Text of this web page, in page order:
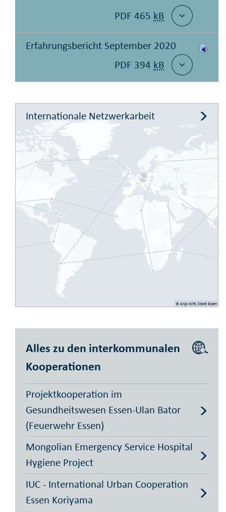
PDF 465 kB
Erfahrungsbericht September 2020
PDF 394 kB
© Anja Witt, Stadt Essen
Internationale Netzwerkarbeit
Alles zu den interkommunalen
Kooperationen
Projektkooperation im
Gesundheitswesen Essen-Ulan Bator
(Feuerwehr Essen)
Mongolian Emergency Service Hospital
Hygiene Project
IUC - International Urban Cooperation
Essen Koriyama